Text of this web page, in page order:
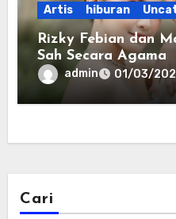
Artis hiburan
Rizky Febian dan
Sah Secara Agama
admin 01/03/
Cari